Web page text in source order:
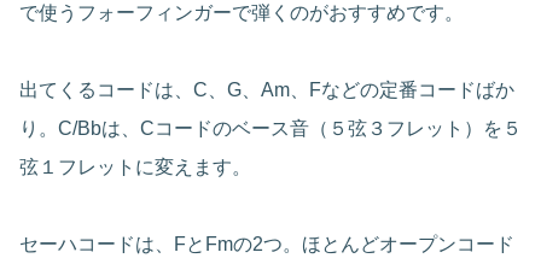
で使うフォーフィンガーで弾くのがおすすめです。
出てくるコードは、C、G、Am、Fなどの定番コードばか
り。C/Bbは、Cコードのベース音（５弦３フレット）を５
弦１フレットに変えます。
セーハコードは、FとFmの2つ。ほとんどオープンコード